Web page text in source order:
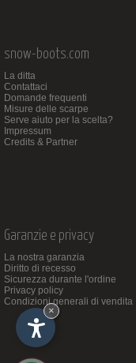
snow-boots.com
La ditta
Contattaci
Domande frequenti
Misure delle scarpe
Serve aiuto per la scelta?
Impressum
Credits & Partner
Garanzie e privacy
La nostra garanzia
Diritto di recesso
Sicurezza durante l'ordine
Privacy policy
Condizioni generali di vendita
×